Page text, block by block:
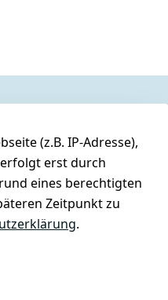
(z.B. IP-Adresse),
erst durch
eines berechtigten
Zeitpunkt zu
.